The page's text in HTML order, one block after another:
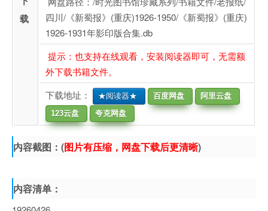
载
四川/《新蜀报》(重庆)1926-1950/《新蜀报》(重庆)
1926-1931年影印版合集.db
提示：也支持在线观看，安装阅读器即可，无需额
外下载书籍文件。
下载地址：
★阅读器★ 百度网盘
阿里云盘
123云盘
夸克网盘
内容截图：(图片有压缩，网盘下载后更清晰)
内容清单：